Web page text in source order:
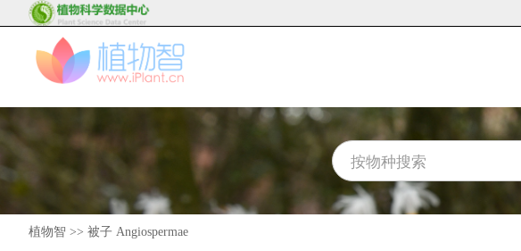
植物智 >> 被子 Angiospermae